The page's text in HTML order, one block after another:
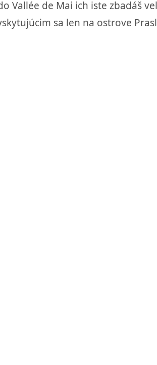
Vallée de Mai ich iste zbadáš
sa len na ostrove